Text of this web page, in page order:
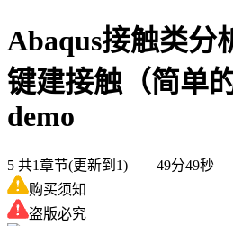
Abaqus接触类分
键建接触（简单
demo
5 共1章节(更新到1) 49分49秒
购买须知
盗版必究